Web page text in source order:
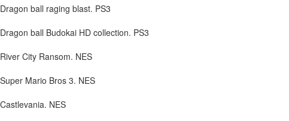
Dragon ball raging blast. PS3
Dragon ball Budokai HD collection. PS3
River City Ransom. NES
Super Mario Bros 3. NES
Castlevania. NES